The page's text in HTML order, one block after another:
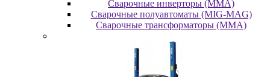
Сварочные инверторы (MMA)
Сварочные полуавтоматы (MIG-MAG)
Сварочные трансформаторы (MMA)